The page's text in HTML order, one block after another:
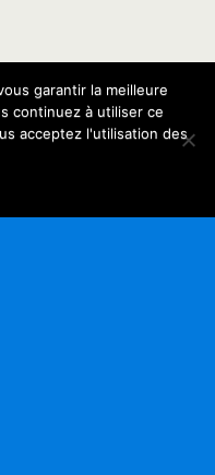
garantir la meilleure
continuez à utiliser ce
acceptez l'utilisation des